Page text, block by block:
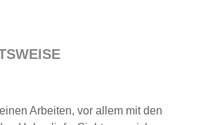
Arbeiten, vor allem mit den